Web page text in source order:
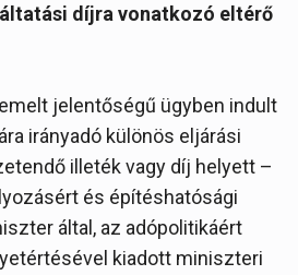
díjra vonatkozó eltérő
jelentőségű ügyben indult
irányadó különös eljárási
illeték vagy díj helyett –
és építéshatósági
által, az adópolitikáért
kiadott miniszteri